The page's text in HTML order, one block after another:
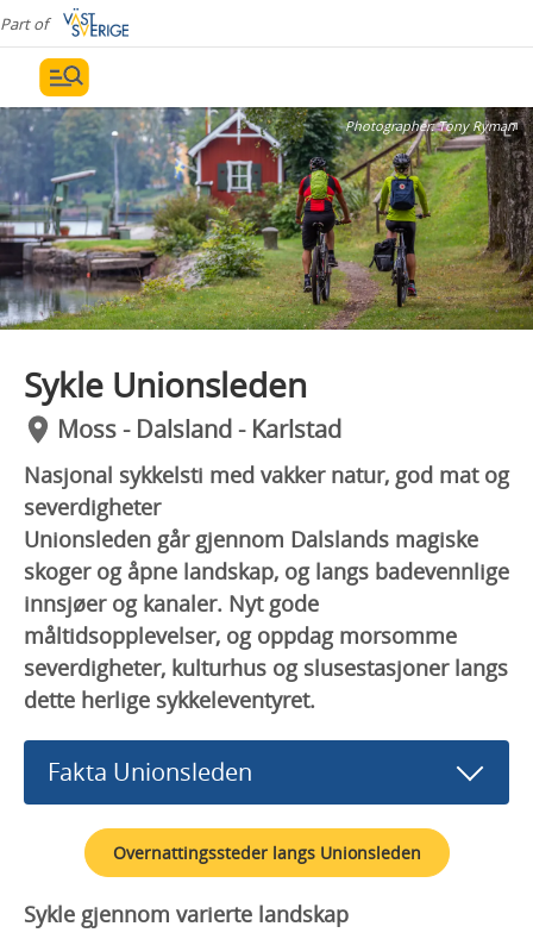
Part of
Photographer:Tony Ryman
Sykle Unionsleden
Moss - Dalsland - Karlstad
Nasjonal sykkelsti med vakker natur, god mat og
severdigheter
Unionsleden går gjennom Dalslands magiske
skoger og åpne landskap, og langs badevennlige
innsjøer og kanaler. Nyt gode
måltidsopplevelser, og oppdag morsomme
severdigheter, kulturhus og slusestasjoner langs
dette herlige sykkeleventyret.
Fakta Unionsleden
Overnattingssteder langs Unionsleden
Sykle gjennom varierte landskap